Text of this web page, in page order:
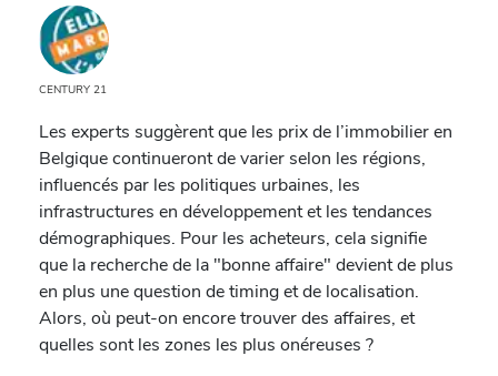
CENTURY 21
Les experts suggèrent que les prix de l’immobilier en
Belgique continueront de varier selon les régions,
influencés par les politiques urbaines, les
infrastructures en développement et les tendances
démographiques. Pour les acheteurs, cela signifie
que la recherche de la "bonne affaire" devient de plus
en plus une question de timing et de localisation.
Alors, où peut-on encore trouver des affaires, et
quelles sont les zones les plus onéreuses ?